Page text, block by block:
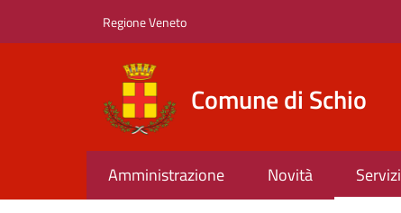
Regione Veneto
Comune di Schio
Amministrazione Novità Servizi